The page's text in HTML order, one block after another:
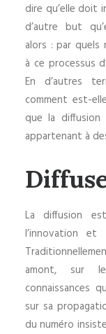
dire qu’elle doit
d’autre but
alors : par quels
à ce processus
En d’autres
comment est-
que la diffusion
appartenant à
La diffusion
l’innovation
amont, sur
connaissances
sur sa
du numéro